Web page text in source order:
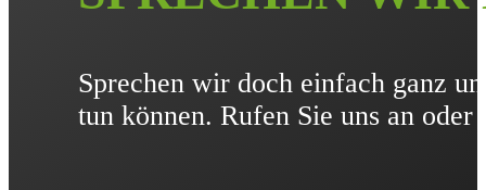
Sprechen wir doch einfach ganz
tun können. Rufen Sie uns an